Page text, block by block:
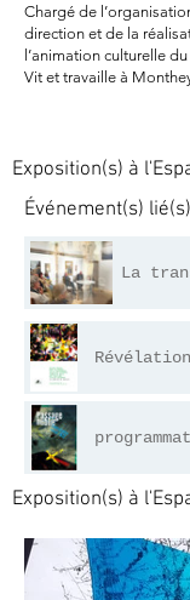
Chargé de
direction et de la
l’animation culturelle
Vit et travaille à
Exposition(s) à
Événement(s)
La
Exposition(s) à